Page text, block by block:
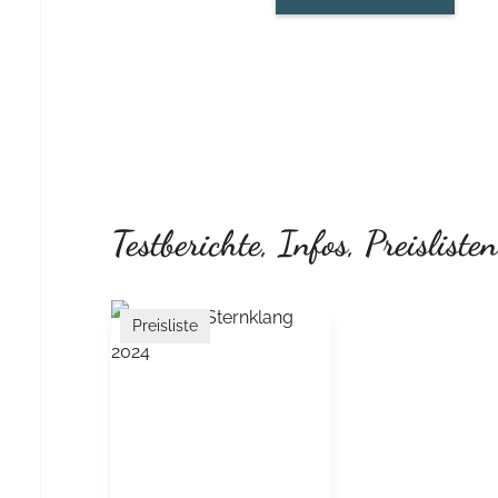
Testberichte, Infos, Preislisten
Preisliste